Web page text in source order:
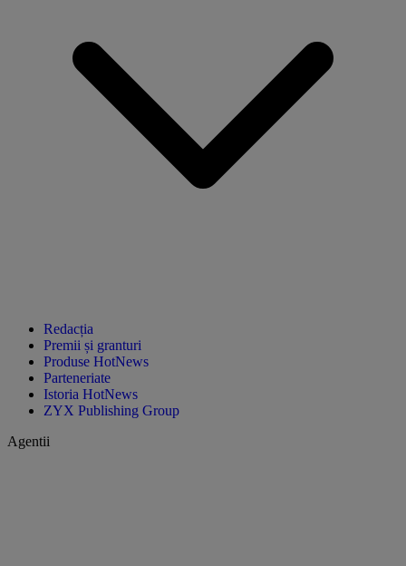
Redacția
Premii și granturi
Produse HotNews
Parteneriate
Istoria HotNews
ZYX Publishing Group
Agentii